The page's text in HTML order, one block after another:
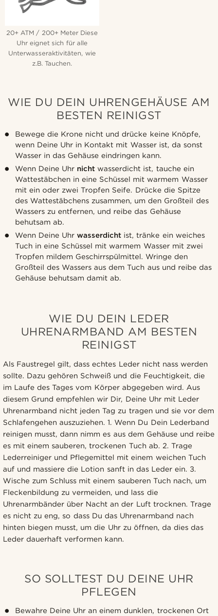
20+ ATM / 200+ Meter Diese
Uhr eignet sich für alle
Unterwasseraktivitäten, wie
z.B. Tauchen.
WIE DU DEIN UHRENGEHÄUSE AM
BESTEN REINIGST
Bewege die Krone nicht und drücke keine Knöpfe,
wenn Deine Uhr in Kontakt mit Wasser ist, da sonst
Wasser in das Gehäuse eindringen kann.
Wenn Deine Uhr nicht wasserdicht ist, tauche ein
Wattestäbchen in eine Schüssel mit warmem Wasser
mit ein oder zwei Tropfen Seife. Drücke die Spitze
des Wattestäbchens zusammen, um den Großteil des
Wassers zu entfernen, und reibe das Gehäuse
behutsam ab.
Wenn Deine Uhrwasserdicht ist, tränke ein weiches
Tuch in eine Schüssel mit warmem Wasser mit zwei
Tropfen mildem Geschirrspülmittel. Wringe den
Großteil des Wassers aus dem Tuch aus und reibe das
Gehäuse behutsam damit ab.
WIE DU DEIN LEDER
UHRENARMBAND AM BESTEN
REINIGST
Als Faustregel gilt, dass echtes Leder nicht nass werden
sollte. Dazu gehören Schweiß und die Feuchtigkeit, die
im Laufe des Tages vom Körper abgegeben wird. Aus
diesem Grund empfehlen wir Dir, Deine Uhr mit Leder
Uhrenarmband nicht jeden Tag zu tragen und sie vor dem
Schlafengehen auszuziehen. 1. Wenn Du Dein Lederband
reinigen musst, dann nimm es aus dem Gehäuse und reibe
es mit einem sauberen, trockenen Tuch ab. 2. Trage
Lederreiniger und Pflegemittel mit einem weichen Tuch
auf und massiere die Lotion sanft in das Leder ein. 3.
Wische zum Schluss mit einem sauberen Tuch nach, um
Fleckenbildung zu vermeiden, und lass die
Uhrenarmbänder über Nacht an der Luft trocknen. Trage
es nicht zu eng, so dass Du das Uhrenarmband nach
hinten biegen musst, um die Uhr zu öffnen, da dies das
Leder dauerhaft verformen kann.
SO SOLLTEST DU DEINE UHR
PFLEGEN
Bewahre Deine Uhr an einem dunklen, trockenen Ort